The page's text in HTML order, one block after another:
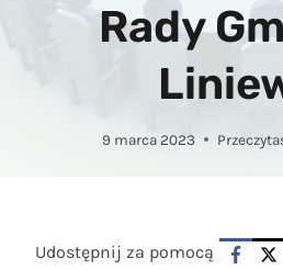
Rady
9 marca 2023
Udostępnij za pomocą